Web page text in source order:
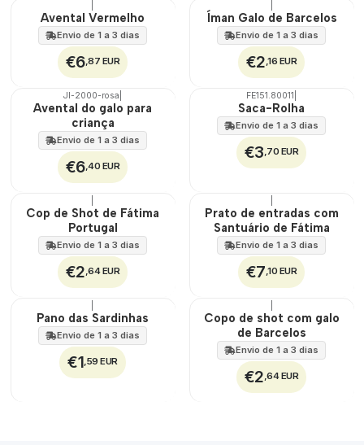
🇵🇹
100%
Avental Vermelho
Envio de 1 a 3 dias
€6,87 EUR
Íman Galo de Barcelos
Envio de 1 a 3 dias
€2,16 EUR
🇵🇹
JI-2000-rosa
Avental do galo para
criança
Envio de 1 a 3 dias
€6,40 EUR
FE151.80011
Saca-Rolha
Envio de 1 a 3 dias
€3,70 EUR
Cop de Shot de Fátima
Portugal
Envio de 1 a 3 dias
€2,64 EUR
Prato de entradas com
Santuário de Fátima
Envio de 1 a 3 dias
€7,10 EUR
🇵🇹
100%
Pano das Sardinhas
Envio de 1 a 3 dias
€1,59 EUR
Copo de shot com galo
de Barcelos
Envio de 1 a 3 dias
€2,64 EUR